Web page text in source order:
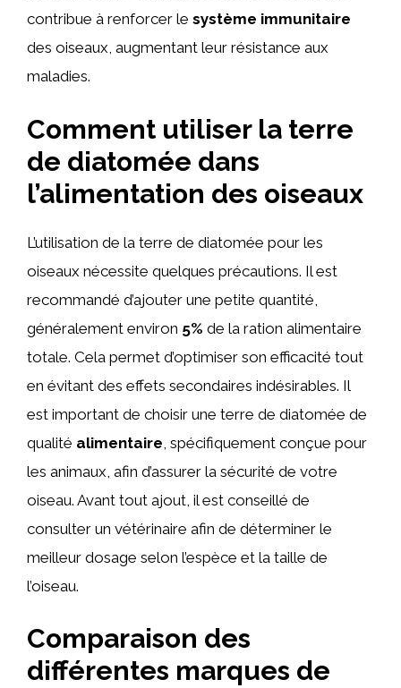
contribue à renforcer le système immunitaire
des oiseaux, augmentant leur résistance aux
maladies.
Comment utiliser la terre
de diatomée dans
l’alimentation des oiseaux
L’utilisation de la terre de diatomée pour les
oiseaux nécessite quelques précautions. Il est
recommandé d’ajouter une petite quantité,
généralement environ 5% de la ration alimentaire
totale. Cela permet d’optimiser son efficacité tout
en évitant des effets secondaires indésirables. Il
est important de choisir une terre de diatomée de
qualité alimentaire , spécifiquement conçue pour
les animaux, afin d’assurer la sécurité de votre
oiseau. Avant tout ajout, il est conseillé de
consulter un vétérinaire afin de déterminer le
meilleur dosage selon l’espèce et la taille de
l’oiseau.
Comparaison des
différentes marques de